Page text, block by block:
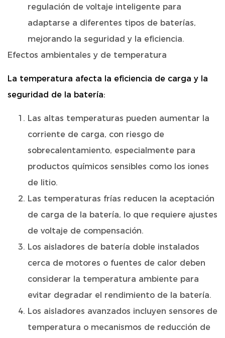
regulación de voltaje inteligente para
adaptarse a diferentes tipos de baterías,
mejorando la seguridad y la eficiencia.
Efectos ambientales y de temperatura
La temperatura afecta la eficiencia de carga y la
seguridad de la batería:
Las altas temperaturas pueden aumentar la
corriente de carga, con riesgo de
sobrecalentamiento, especialmente para
productos químicos sensibles como los iones
de litio.
Las temperaturas frías reducen la aceptación
de carga de la batería, lo que requiere ajustes
de voltaje de compensación.
Los aisladores de batería doble instalados
cerca de motores o fuentes de calor deben
considerar la temperatura ambiente para
evitar degradar el rendimiento de la batería.
Los aisladores avanzados incluyen sensores de
temperatura o mecanismos de reducción de